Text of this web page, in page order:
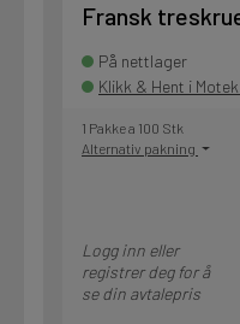
Fransk
På nettlager
Klikk & Hent i
1 Pakke a 100 Stk
Alternativ pakning
Logg inn eller
registrer deg for å
se din avtalepris